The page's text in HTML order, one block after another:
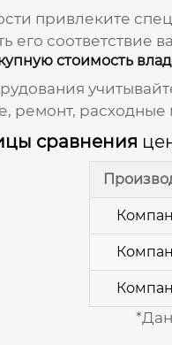
привлеките
его
стоимость
ремонт,
сравнения